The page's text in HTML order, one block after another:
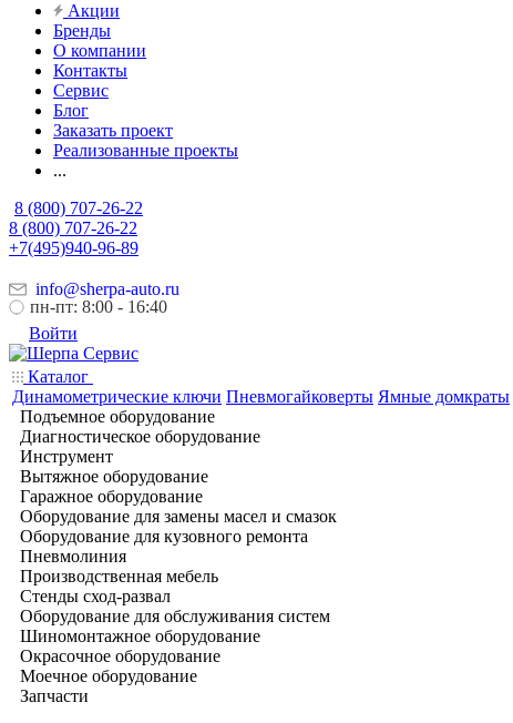
Акции
Бренды
О компании
Контакты
Сервис
Блог
Заказать проект
Реализованные проекты
...
8 (800) 707-26-22
8 (800) 707-26-22
+7(495)940-96-89
info@sherpa-auto.ru
пн-пт: 8:00 - 16:40
Войти
Каталог
Динамометрические ключи Пневмогайковерты Ямные домкраты
Подъемное оборудование
Диагностическое оборудование
Инструмент
Вытяжное оборудование
Гаражное оборудование
Оборудование для замены масел и смазок
Оборудование для кузовного ремонта
Пневмолиния
Производственная мебель
Стенды сход-развал
Оборудование для обслуживания систем
Шиномонтажное оборудование
Окрасочное оборудование
Моечное оборудование
Запчасти